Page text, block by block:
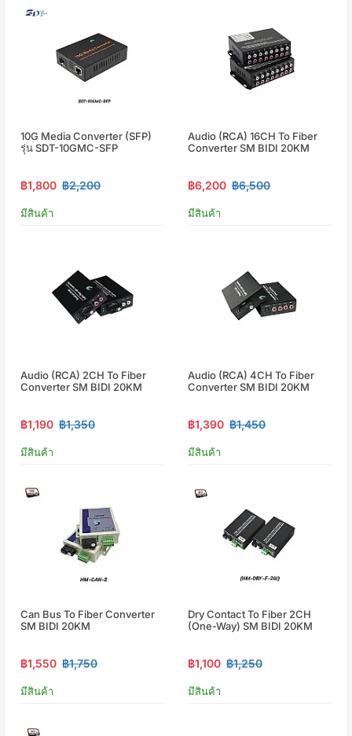
10G Media Converter (SFP)
รุ่น SDT-10GMC-SFP
฿1,800 ฿2,200
มีสินค้า
Audio (RCA) 16CH To Fiber
Converter SM BIDI 20KM
฿6,200 ฿6,500
มีสินค้า
Audio (RCA) 2CH To Fiber
Converter SM BIDI 20KM
฿1,190 ฿1,350
มีสินค้า
Audio (RCA) 4CH To Fiber
Converter SM BIDI 20KM
฿1,390 ฿1,450
มีสินค้า
Can Bus To Fiber Converter
SM BIDI 20KM
฿1,550 ฿1,750
มีสินค้า
Dry Contact To Fiber 2CH
(One-Way) SM BIDI 20KM
฿1,100 ฿1,250
มีสินค้า